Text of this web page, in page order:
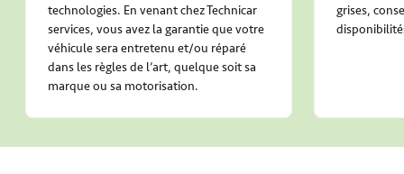
technologies. En venant chez Technicar
services, vous avez la garantie que votre
véhicule sera entretenu et/ou réparé
dans les règles de l’art, quelque soit sa
marque ou sa motorisation.
grises,